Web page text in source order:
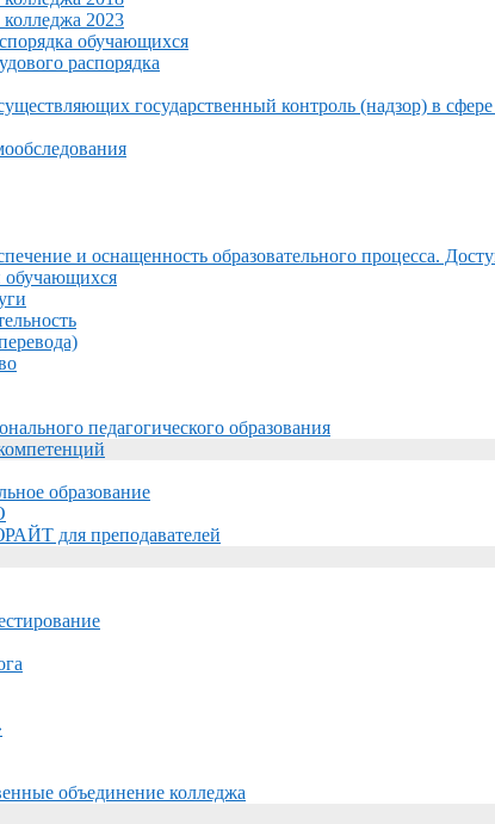
2023
обучающихся
распорядка
государственный контроль (надзор) в
и оснащенность образовательного процесса.
педагогического образования
образование
для преподавателей
объединение колледжа